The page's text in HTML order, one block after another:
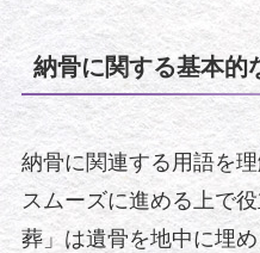
納骨に関する基本的
納骨に関連する用語を
スムーズに進める上で
葬」は遺骨を地中に埋